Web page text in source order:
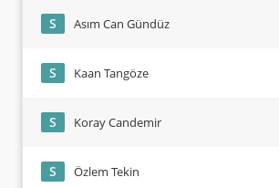
S Asım Can Gündüz
S Kaan Tangöze
S Koray Candemir
S Özlem Tekin